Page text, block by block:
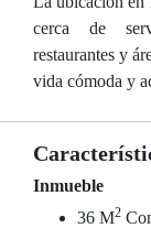
cerca de
restaurantes y
vida cómoda y
Inmueble
36 M2